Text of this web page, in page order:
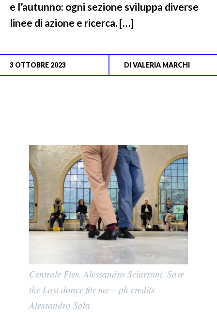
e l’autunno: ogni sezione sviluppa diverse
linee di azione e ricerca. […]
3 OTTOBRE 2023 DIVALERIA MARCHI
Centrale Fies, Alessandro Sciarroni, Save
the Last dance for me – ph credits
Alessandro Sala